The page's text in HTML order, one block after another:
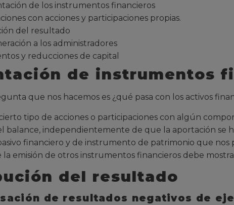
de los instrumentos financieros
con acciones y participaciones propias.
del resultado
a los administradores
y reducciones de capital
de instrumentos
que nos hacemos es ¿qué pasa con los activos
tipo de acciones o participaciones con algún
balance, independientemente de que la aportación se
financiero y de instrumento de patrimonio que
la emisión de otros instrumentos financieros debe
del resultado
de resultados negativos de